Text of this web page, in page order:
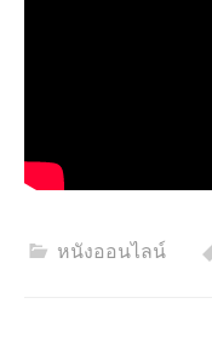
หนังออนไลน์